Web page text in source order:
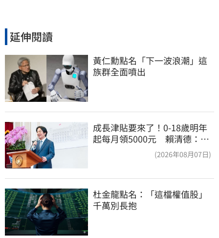
延伸閱讀
黃仁勳點名「下一波浪潮」這
族群全面噴出
成長津貼要來了！0-18歲明年
起每月領5000元 賴清德：此
(2026年08月07日)
杜金龍點名：「這檔權值股」
千萬別長抱